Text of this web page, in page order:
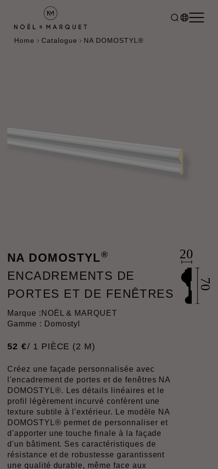
Home Catalogue NA DOMOSTYL®
NA DOMOSTYL®
ENCADREMENTS DE
PORTES ET DE FENÊTRES
Marque : NOËL & MARQUET
Gamme : Domostyl
52 €/ 1 PIÈCE (2 M)
Créez une façade personnalisée avec
l'encadrement de portes et de fenêtres NA
DOMOSTYL®. Les détails linéaires et le
profil légèrement incurvé confèrent une
texture subtile à l'extérieur. Le modèle NA
DOMOSTYL® permet de personnaliser et
d'apporter une touche finale à la façade
d'un bâtiment. Ses caractéristiques de
résistance et de robustesse garantissent
une qualité durable, même face aux